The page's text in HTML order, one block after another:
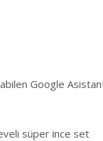
Google
süper ince set